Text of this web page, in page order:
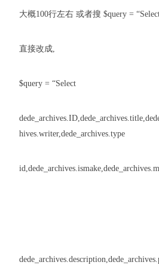
大概100行左右 或者搜 $query =
直接改成,
$query = “Select
hives.writer,dede_archives.type